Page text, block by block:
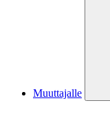
Muuttajalle